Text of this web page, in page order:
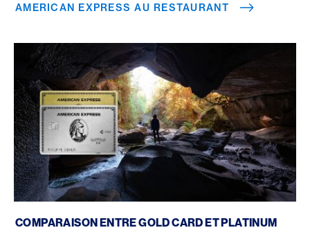
AMERICAN EXPRESS AU RESTAURANT
COMPARAISON ENTRE GOLD CARD ET PLATINUM